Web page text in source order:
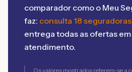
comparador como o Meu
faz: consulta 18
entrega todas as ofertas
atendimento.
Os valores mostrados referem-se a